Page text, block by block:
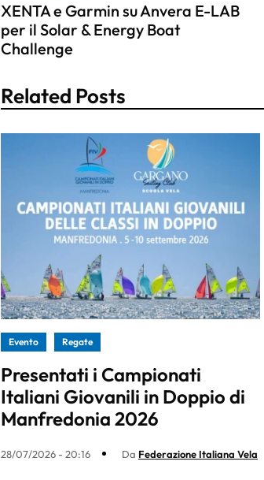
XENTA e Garmin su Anvera E-LAB
per il Solar & Energy Boat
Challenge
Related Posts
Evento Regate
Presentati i Campionati
Italiani Giovanili in Doppio di
Manfredonia 2026
28/07/2026 - 20:16 Da Federazione Italiana Vela